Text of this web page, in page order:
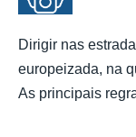
Dirigir nas
europeizada, na
As principais